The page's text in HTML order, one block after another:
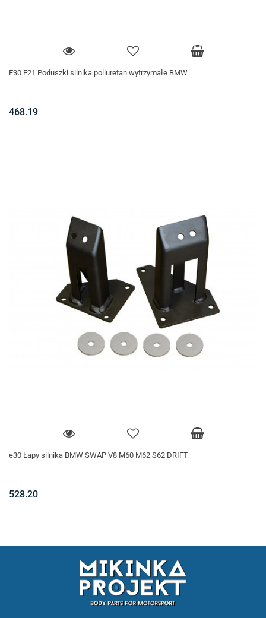
E30 E21 Poduszki silnika poliuretan wytrzymałe BMW
468.19
e30 Łapy silnika BMW SWAP V8 M60 M62 S62 DRIFT
528.20